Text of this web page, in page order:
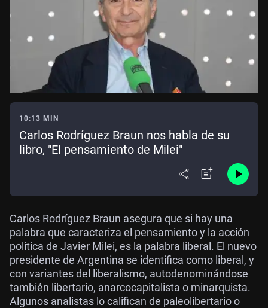
10:13 MIN
Carlos Rodríguez Braun nos habla de su
libro, "El pensamiento de Milei"
Carlos Rodríguez Braun asegura que si hay una
palabra que caracteriza el pensamiento y la acción
política de Javier Milei, es la palabra liberal. El nuevo
presidente de Argentina se identifica como liberal, y
con variantes del liberalismo, autodenominándose
también libertario, anarcocapitalista o minarquista.
Algunos analistas lo califican de paleolibertario o